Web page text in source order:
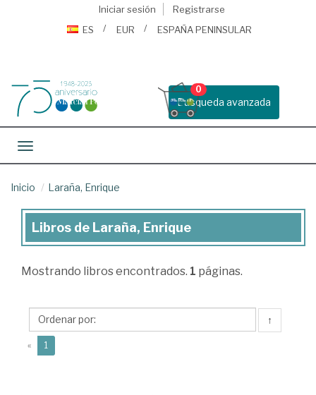
Iniciar sesión
Registrarse
ES
EUR ESPAÑA PENINSULAR
Busqueda avanzada
0
Toggle navigation
Inicio Laraña, Enrique
Libros
Laraña,
Libros de Laraña, Enrique
Mostrando libros encontrados. 1 páginas.
↑
« 1